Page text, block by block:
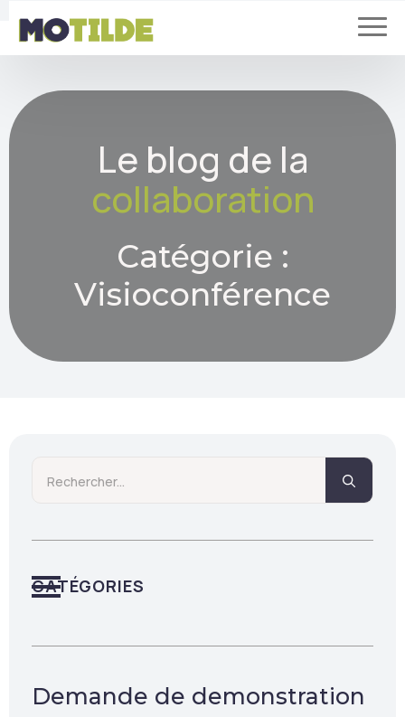
Le blog de la
collaboration
Catégorie :
Visioconférence
CATÉGORIES
Demande de demonstration